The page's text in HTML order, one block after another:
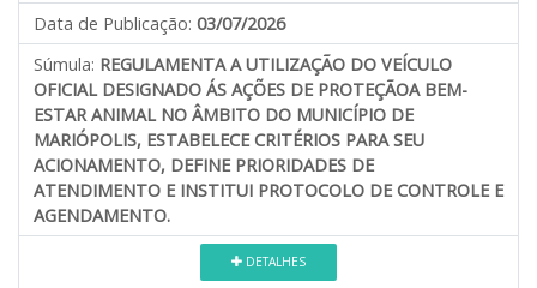
Data de Publicação: 03/07/2026
Súmula: REGULAMENTA A UTILIZAÇÃO DO VEÍCULO
OFICIAL DESIGNADO ÁS AÇÕES DE PROTEÇÃOA BEM-
ESTAR ANIMAL NO ÂMBITO DO MUNICÍPIO DE
MARIÓPOLIS, ESTABELECE CRITÉRIOS PARA SEU
ACIONAMENTO, DEFINE PRIORIDADES DE
ATENDIMENTO E INSTITUI PROTOCOLO DE CONTROLE E
AGENDAMENTO.
DETALHES